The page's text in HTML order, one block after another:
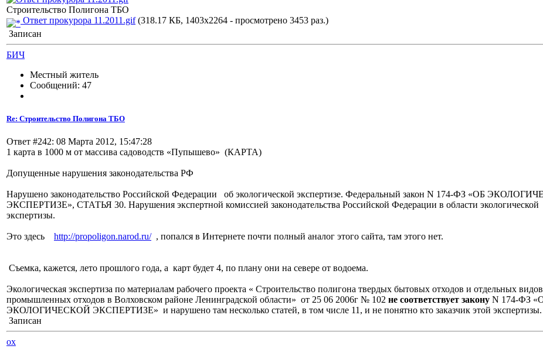
Строительство Полигона ТБО
Ответ прокурора 11.2011.gif(318.17 КБ, 1403x2264 - просмотрено 3453 раз.)
Записан
БИЧ
Местный житель
Сообщений: 47
Re: Строительство Полигона ТБО
Ответ #242: 08 Марта 2012, 15:47:28
1 карта в 1000 м от массива садоводств «Пупышево» (КАРТА)
Допущенные нарушения законодательства РФ
Нарушено законодательство Российской Федерации об экологической экспертизе. Федеральный закон N 174-ФЗ «ОБ
ЭКСПЕРТИЗЕ», СТАТЬЯ 30. Нарушения экспертной комиссией законодательства Российской Федерации в области экологической
экспертизы.
Это здесь http://propoligon.narod.ru/, попался в Интернете почти полный аналог этого сайта, там этого нет.
Съемка, кажется, лето прошлого года, а карт будет 4, по плану они на севере от водоема.
Экологическая экспертиза по материалам рабочего проекта « Строительство полигона твердых бытовых отходов и отдельных видов
промышленных отходов в Волховском районе Ленинградской области» от 25 06 2006г № 102 не соответствует закону N 174-ФЗ
ЭКОЛОГИЧЕСКОЙ ЭКСПЕРТИЗЕ» и нарушено там несколько статей, в том числе 11, и не понятно кто заказчик этой экспертизы.
Записан
ох